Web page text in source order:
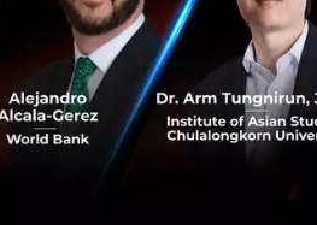
ระหว่างกาล" และ "งด
คารพาณิชย์ในช่วงสั้นๆ